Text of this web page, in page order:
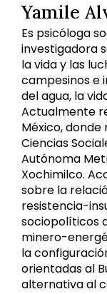
Yamile
Es psicóloga
investigadora
la vida y las
campesinos e
del agua, la
Actualmente
México,
Ciencias
Autónoma
Xochimilco.
sobre la
resistencia-
sociopolíticos
minero-
la
orientadas al
alternativa al